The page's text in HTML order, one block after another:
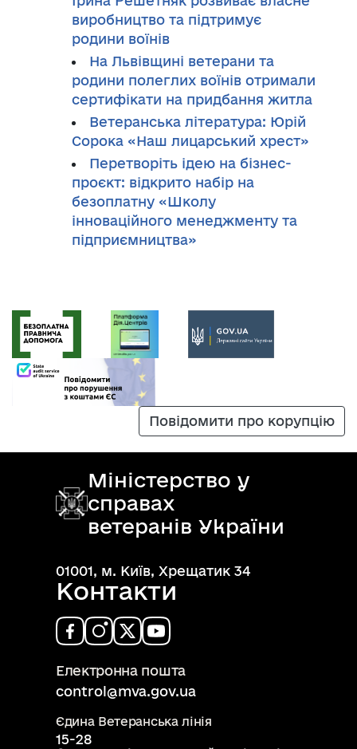
виробництво та підтримує
родини воїнів
На Львівщині ветерани та
родини полеглих воїнів отримали
сертифікати на придбання житла
Ветеранська література: Юрій
Сорока «Наш лицарський хрест»
Перетворіть ідею на бізнес-
проєкт: відкрито набір на
безоплатну «Школу
інноваційного менеджменту та
підприємництва»
Повідомити про корупцію
Міністерство у
справах
ветеранів України
01001, м. Київ, Хрещатик 34
Контакти
Електронна пошта
control@mva.gov.ua
Єдина Ветеранська лінія
15-28